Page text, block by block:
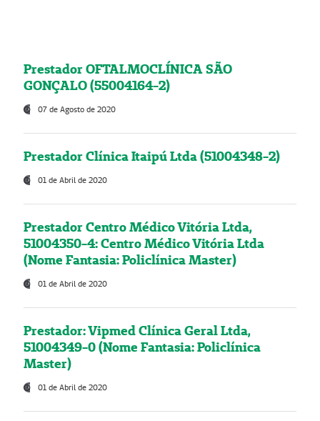
Prestador OFTALMOCLÍNICA SÃO
GONÇALO (55004164-2)
07 de Agosto de 2020
Prestador Clínica Itaipú Ltda (51004348-2)
01 de Abril de 2020
Prestador Centro Médico Vitória Ltda,
51004350-4: Centro Médico Vitória Ltda
(Nome Fantasia: Policlínica Master)
01 de Abril de 2020
Prestador: Vipmed Clínica Geral Ltda,
51004349-0 (Nome Fantasia: Policlínica
Master)
01 de Abril de 2020